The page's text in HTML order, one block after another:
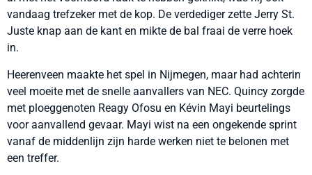
vandaag trefzeker met de kop. De verdediger zette Jerry St.
Juste knap aan de kant en mikte de bal fraai de verre hoek
in.
Heerenveen maakte het spel in Nijmegen, maar had achterin
veel moeite met de snelle aanvallers van NEC. Quincy zorgde
met ploeggenoten Reagy Ofosu en Kévin Mayi beurtelings
voor aanvallend gevaar. Mayi wist na een ongekende sprint
vanaf de middenlijn zijn harde werken niet te belonen met
een treffer.